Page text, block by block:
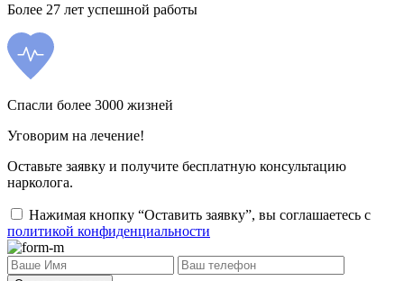
Более 27 лет успешной работы
Спасли более 3000 жизней
Уговорим на лечение!
Оставьте заявку и получите бесплатную консультацию
нарколога.
Нажимая кнопку “Оставить заявку”, вы соглашаетесь с
политикой конфиденциальности